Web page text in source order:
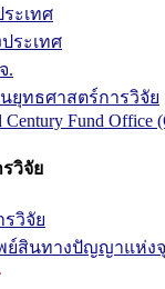
ะเทศ
ระเทศ
.
ยุทธศาสตร์การวิจัย
Century Fund Office
วิจัย
วิจัย
ย์สินทางปัญญาแห่ง